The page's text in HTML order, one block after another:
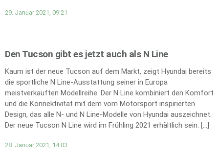
29. Januar 2021, 09:21
Den Tucson gibt es jetzt auch als N Line
Kaum ist der neue Tucson auf dem Markt, zeigt Hyundai bereits
die sportliche N Line-Ausstattung seiner in Europa
meistverkauften Modellreihe. Der N Line kombiniert den Komfort
und die Konnektivität mit dem vom Motorsport inspirierten
Design, das alle N- und N Line-Modelle von Hyundai auszeichnet.
Der neue Tucson N Line wird im Frühling 2021 erhältlich sein. […]
28. Januar 2021, 14:03